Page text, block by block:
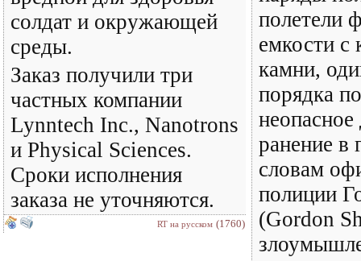
солдат и окружающей
среды.
Заказ получили три
частных компании
Lynntech Inc., Nanotrons
и Physical Sciences.
Сроки исполнения
заказа не уточняются.
RT на русском (1760)
полетели
емкости с
камни,
порядка
ранение в
словам
полиции
(Gordon